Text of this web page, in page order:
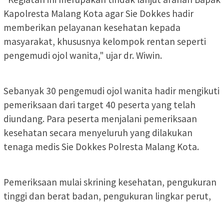
Kapolresta Malang Kota agar Sie Dokkes hadir
memberikan pelayanan kesehatan kepada
masyarakat, khususnya kelompok rentan seperti
pengemudi ojol wanita," ujar dr. Wiwin.
Sebanyak 30 pengemudi ojol wanita hadir mengikuti
pemeriksaan dari target 40 peserta yang telah
diundang. Para peserta menjalani pemeriksaan
kesehatan secara menyeluruh yang dilakukan
tenaga medis Sie Dokkes Polresta Malang Kota.
Pemeriksaan mulai skrining kesehatan, pengukuran
tinggi dan berat badan, pengukuran lingkar perut,